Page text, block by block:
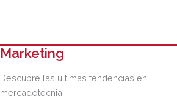
Marketing
Descubre las últimas tendencias en
mercadotecnia.